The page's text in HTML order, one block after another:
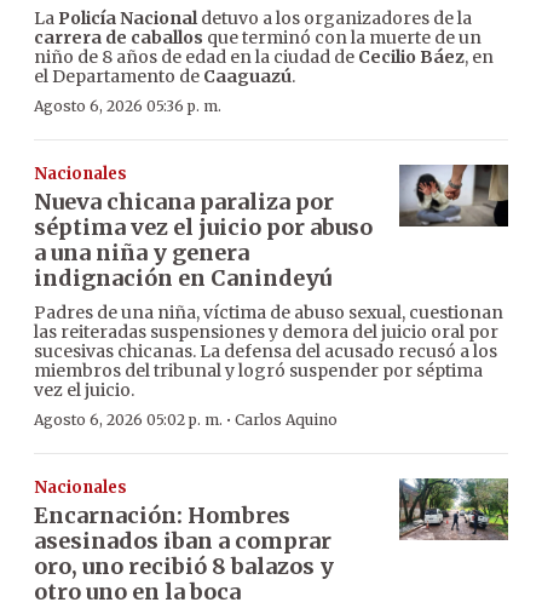
La Policía Nacionaldetuvo a los organizadores de la
carrera de caballos que terminó con la muerte de un
niño de 8 años de edad en la ciudad de Cecilio Báez, en
el Departamento de Caaguazú.
Agosto 6, 2026 05:36 p. m.
Nacionales
Nueva chicana paraliza por
séptima vez el juicio por abuso
a una niña y genera
indignación en Canindeyú
Padres de una niña, víctima de abuso sexual, cuestionan
las reiteradas suspensiones y demora del juicio oral por
sucesivas chicanas. La defensa del acusado recusó a los
miembros del tribunal y logró suspender por séptima
vez el juicio.
Agosto 6, 2026 05:02 p. m. · Carlos Aquino
Nacionales
Encarnación: Hombres
asesinados iban a comprar
oro, uno recibió 8 balazos y
otro uno en la boca